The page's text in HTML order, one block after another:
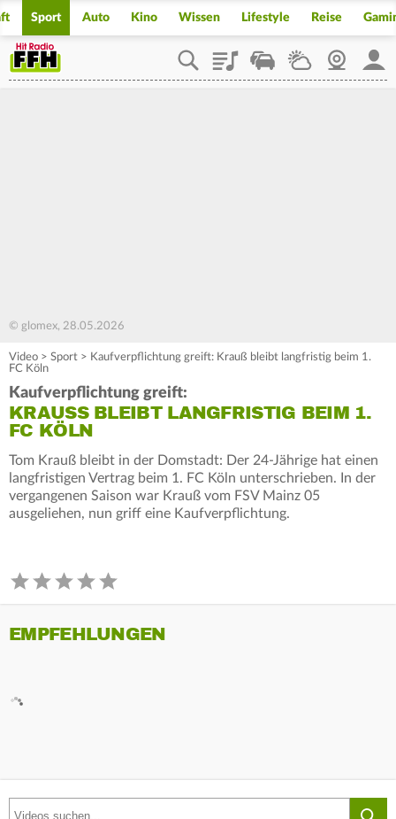
Sport Auto Kino Wissen Lifestyle Reise
PlaylistStaupilotWetterWebcam
© glomex, 28.05.2026
Video > Sport > Kaufverpflichtung greift: Krauß bleibt langfristig beim 1.
FC Köln
Kaufverpflichtung greift:
KRAUSS BLEIBT LANGFRISTIG BEIM 1. F
C KÖLN
Tom Krauß bleibt in der Domstadt: Der 24-Jährige hat einen
langfristigen Vertrag beim 1. FC Köln unterschrieben. In der
vergangenen Saison war Krauß vom FSV Mainz 05
ausgeliehen, nun griff eine Kaufverpflichtung.
EMPFEHLUNGEN